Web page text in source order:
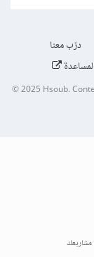
درّب معنا
© 2025Hsoub.